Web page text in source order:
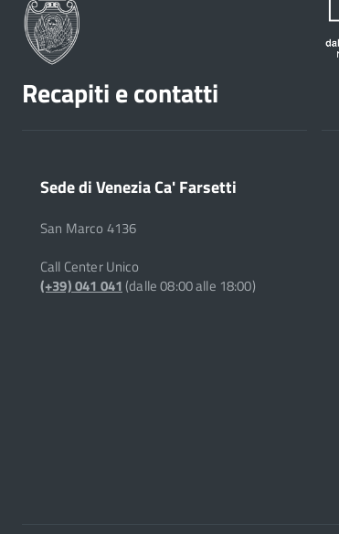
Recapiti e contatti
Sede di Venezia Ca' Farsetti
San Marco 4136
Call Center Unico
(+39) 041 041(dalle 08:00 alle 18:00)